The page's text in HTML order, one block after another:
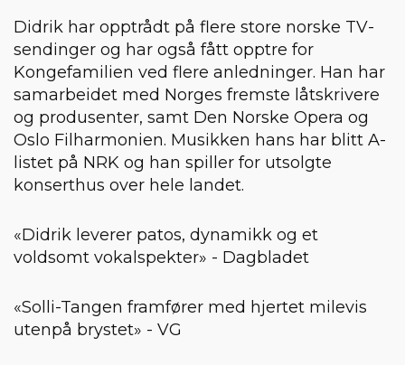
Didrik har opptrådt på flere store norske TV-
sendinger og har også fått opptre for
Kongefamilien ved flere anledninger. Han har
samarbeidet med Norges fremste låtskrivere
og produsenter, samt Den Norske Opera og
Oslo Filharmonien. Musikken hans har blitt A-
listet på NRK og han spiller for utsolgte
konserthus over hele landet.
«Didrik leverer patos, dynamikk og et
voldsomt vokalspekter» - Dagbladet
«Solli-Tangen framfører med hjertet milevis
utenpå brystet» - VG